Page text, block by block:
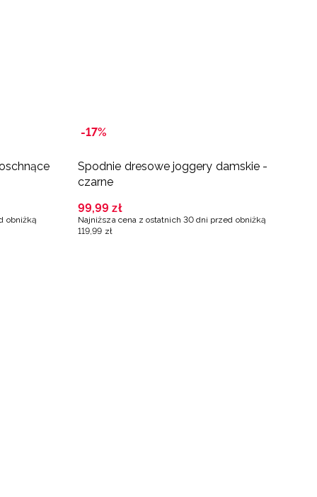
obniżką
-17%
Spodnie dresowe joggery damskie -
czarne
99,99 zł
Najniższa cena z ostatnich 30 dni przed obniżką
119,99 zł